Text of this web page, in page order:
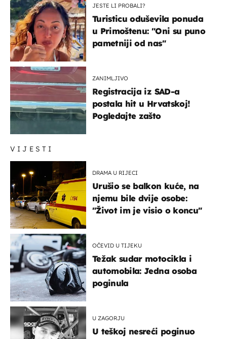
VIJESTI
DRAMA U RIJECI
Urušio se balkon kuće, na
njemu bile dvije osobe:
"Život im je visio o koncu"
OČEVID U TIJEKU
Težak sudar motocikla i
automobila: Jedna osoba
poginula
U ZAGORJU
U teškoj nesreći poginuo
JESTE LI PROBALI?
Turisticu oduševila ponuda
u Primoštenu: "Oni su puno
pametniji od nas"
ZANIMLJIVO
Registracija iz SAD-a
postala hit u Hrvatskoj!
Pogledajte zašto